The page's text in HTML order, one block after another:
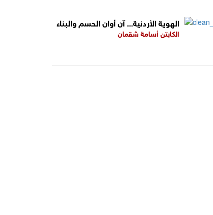
الهوية الأردنية... آن أوان الحسم والبناء
الكابتن أسامة شقمان